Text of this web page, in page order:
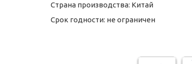
Страна производства: Китай
Срок годности: не ограничен